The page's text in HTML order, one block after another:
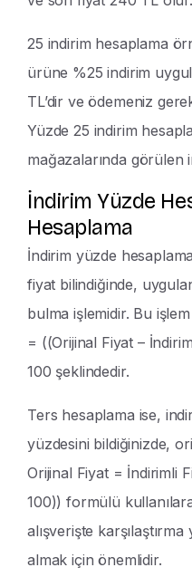
25 indirim hesaplama
ürüne %25 indirim
TL’dir ve ödemeniz
Yüzde 25 indirim
mağazalarında görülen
İndirim Yüzde
Hesaplama
İndirim yüzde
fiyat bilindiğinde,
bulma işlemidir. Bu
= ((Orijinal Fiyat –
100 şeklindedir.
Ters hesaplama ise,
yüzdesini bildiğinizde,
Orijinal Fiyat = İndirimli
100)) formülü
alışverişte
almak için önemlidir.